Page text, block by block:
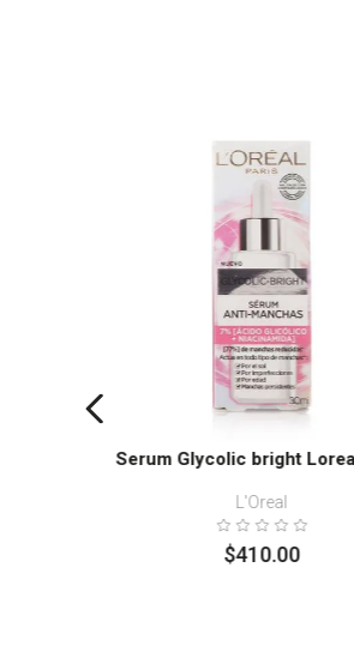
Serum Glycolic bright
L'Oreal
$410.00